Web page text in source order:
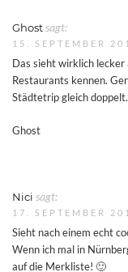
Ghostsagt:
15. SEPTEMBER
Das sieht wirklich
Restaurants kennen.
Städtetrip gleich
Ghost
Nici sagt:
17. SEPTEMBER
Sieht nach einem echt
Wenn ich mal in
auf die Merkliste! 🙂